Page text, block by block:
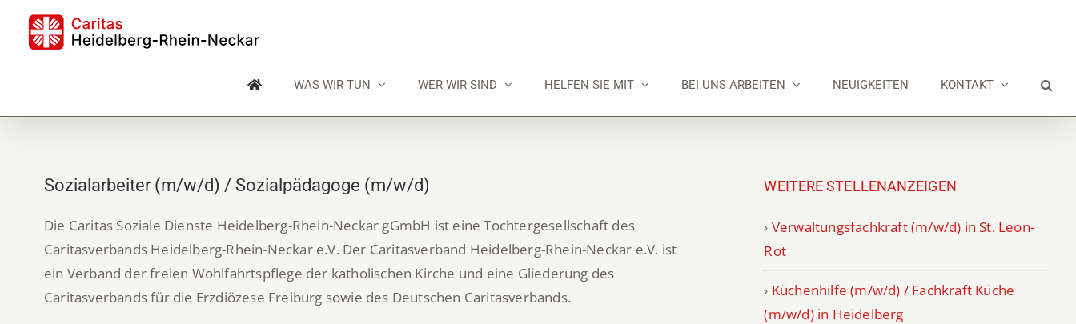
WAS WIR TUN WER WIR SIND HELFEN SIE MIT BEI UNS ARBEITEN NEUIGKEITEN KONTAKT
Sozialarbeiter (m/w/d) / Sozialpädagoge (m/w/d)
Die Caritas Soziale Dienste Heidelberg-Rhein-Neckar gGmbH ist eine Tochtergesellschaft des
Caritasverbands Heidelberg-Rhein-Neckar e.V. Der Caritasverband Heidelberg-Rhein-Neckar e.V. ist
ein Verband der freien Wohlfahrtspflege der katholischen Kirche und eine Gliederung des
Caritasverbands für die Erzdiözese Freiburg sowie des Deutschen Caritasverbands.
WEITERE STELLENANZEIGEN
› Verwaltungsfachkraft (m/w/d) in St. Leon-
Rot
› Küchenhilfe (m/w/d) / Fachkraft Küche
(m/w/d) in Heidelberg